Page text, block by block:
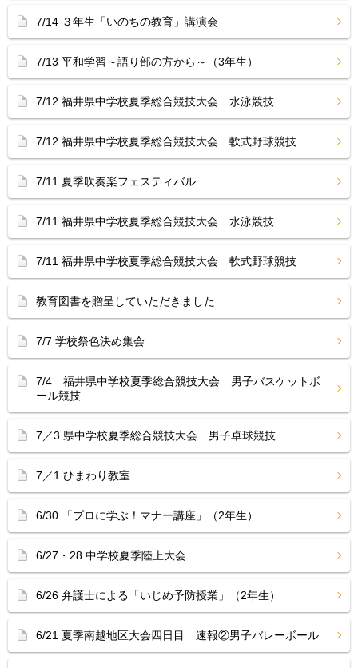
7/14 ３年生「いのちの教育」講演会
7/13 平和学習～語り部の方から～（3年生）
7/12 福井県中学校夏季総合競技大会 水泳競技
7/12 福井県中学校夏季総合競技大会 軟式野球競技
7/11 夏季吹奏楽フェスティバル
7/11 福井県中学校夏季総合競技大会 水泳競技
7/11 福井県中学校夏季総合競技大会 軟式野球競技
教育図書を贈呈していただきました
7/7 学校祭色決め集会
7/4 福井県中学校夏季総合競技大会 男子バスケットボ
ール競技
7／3 県中学校夏季総合競技大会 男子卓球競技
7／1 ひまわり教室
6/30 「プロに学ぶ！マナー講座」（2年生）
6/27・28 中学校夏季陸上大会
6/26 弁護士による「いじめ予防授業」（2年生）
6/21 夏季南越地区大会四日目 速報②男子バレーボール